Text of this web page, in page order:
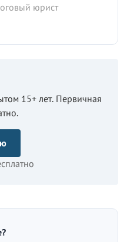
юрист
15+ лет. Первичная